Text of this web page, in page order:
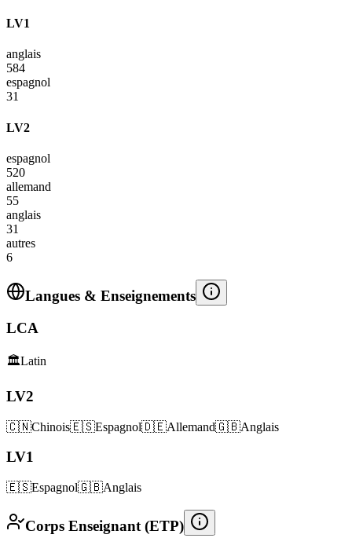
LV1
anglais
584
espagnol
31
LV2
espagnol
520
allemand
55
anglais
31
autres
6
Langues & Enseignements
LCA
🏛️Latin
LV2
🇨🇳Chinois🇪🇸Espagnol🇩🇪Allemand🇬🇧Anglais
LV1
🇪🇸Espagnol🇬🇧Anglais
Corps Enseignant (ETP)